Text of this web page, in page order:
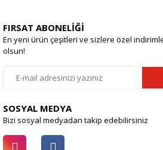
FIRSAT ABONELİĞİ
En yeni ürün çeşitleri ve sizlere özel
olsun!
SOSYAL MEDYA
Bizi sosyal medyadan takip edebilirsiniz